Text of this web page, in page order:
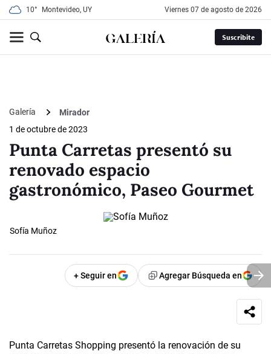
10° Montevideo, UY viernes 07 de agosto de 2026
Suscribite
Galería
Mirador
1 de octubre de 2023
Punta Carretas presentó su
renovado espacio
gastronómico, Paseo Gourmet
Sofía Muñoz
+ Seguir en Agregar Búsqueda en
Punta Carretas Shopping presentó la renovación de su